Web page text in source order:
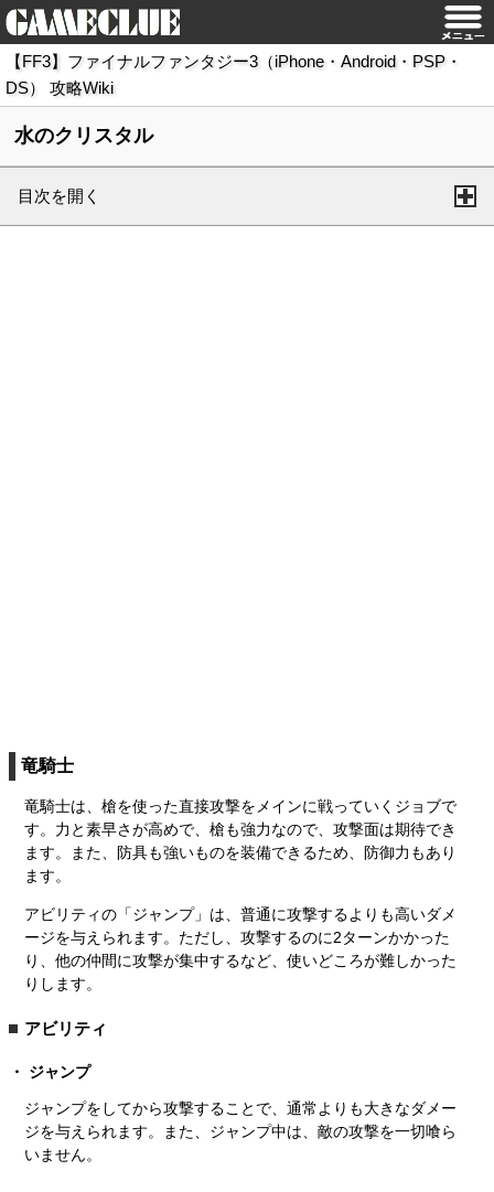
【FF3】ファイナルファンタジー3（iPhone・Android・PSP・
DS） 攻略Wiki
水のクリスタル
目次を開く
竜騎士
竜騎士は、槍を使った直接攻撃をメインに戦っていくジョブで
す。力と素早さが高めで、槍も強力なので、攻撃面は期待でき
ます。また、防具も強いものを装備できるため、防御力もあり
ます。
アビリティの「ジャンプ」は、普通に攻撃するよりも高いダメ
ージを与えられます。ただし、攻撃するのに2ターンかかった
り、他の仲間に攻撃が集中するなど、使いどころが難しかった
りします。
アビリティ
ジャンプ
ジャンプをしてから攻撃することで、通常よりも大きなダメー
ジを与えられます。また、ジャンプ中は、敵の攻撃を一切喰ら
いません。